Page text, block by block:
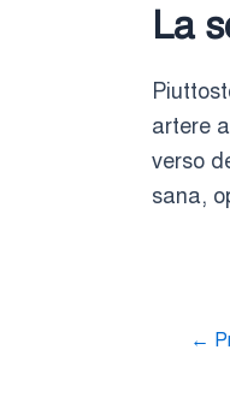
La
artere
verso
sana,
←